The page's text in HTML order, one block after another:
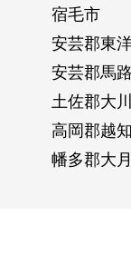
宿毛市
安芸郡東
安芸郡馬
土佐郡大
高岡郡越
幡多郡大